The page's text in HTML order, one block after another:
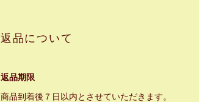
返品について
返品期限
商品到着後７日以内とさせていただきます。